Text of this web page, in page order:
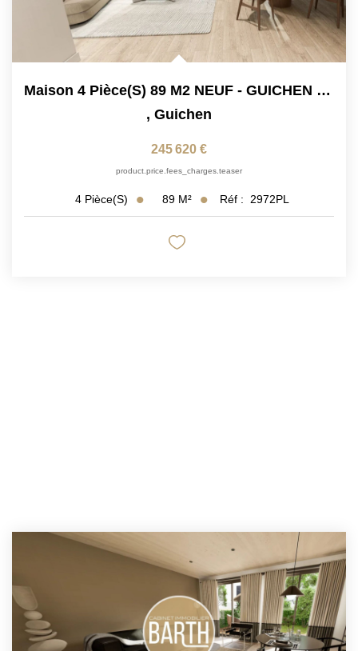
Maison 4 Pièce(s) 89 M2 NEUF - GUICHEN PONT-REAN BRUZ
, Guichen
245 620 €
product.price.fees_charges.teaser
4 Pièce(s) 89 M² Réf : 2972PL